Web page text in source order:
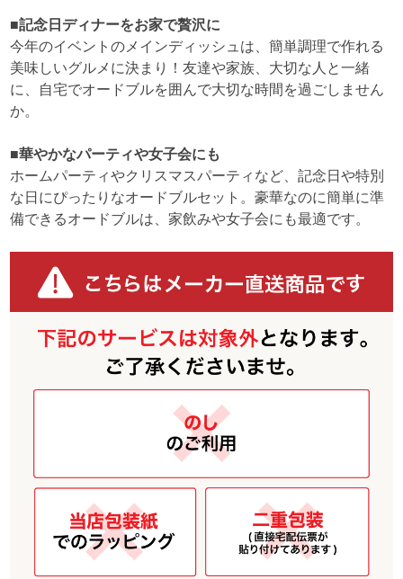
■記念日ディナーをお家で贅沢に
今年のイベントのメインディッシュは、簡単調理で作れる
美味しいグルメに決まり！友達や家族、大切な人と一緒
に、自宅でオードブルを囲んで大切な時間を過ごしません
か。
■華やかなパーティや女子会にも
ホームパーティやクリスマスパーティなど、記念日や特別
な日にぴったりなオードブルセット。豪華なのに簡単に準
備できるオードブルは、家飲みや女子会にも最適です。